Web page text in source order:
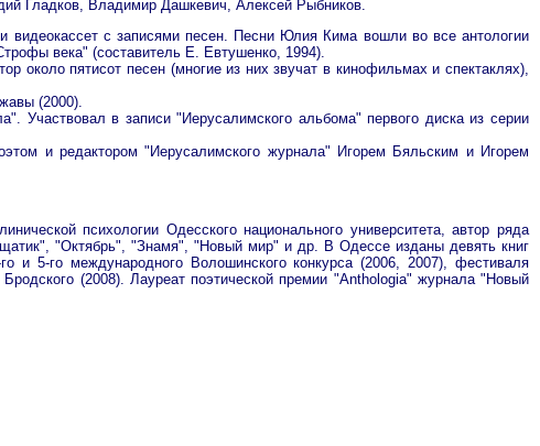
Гладков, Владимир Дашкевич, Алексей Рыбников.
с записями песен. Песни Юлия Кима вошли во все антологии
века" (составитель Е. Евтушенко, 1994).
пятисот песен (многие из них звучат в кинофильмах и спектаклях),
(2000).
Участвовал в записи "Иерусалимского альбома" первого диска из серии
и редактором "Иерусалимского журнала" Игорем Бяльским и Игорем
психологии Одесского национального университета, автор ряда
"Октябрь", "Знамя", "Новый мир" и др. В Одессе изданы девять книг
и 5-го международного Волошинского конкурса (2006, 2007), фестиваля
(2008). Лауреат поэтической премии "Anthologia" журнала "Новый